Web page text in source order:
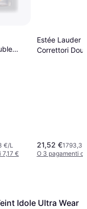
€/L
€
Estée Lauder
Correttori
21,52 €
O 3 pagamenti di
Idole Ultra Wear